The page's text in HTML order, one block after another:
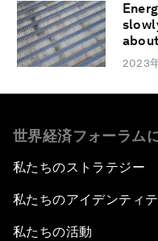
2023
世界経済フォーラム
私たちのストラテジー
私たちのアイデンティ
私たちの活動